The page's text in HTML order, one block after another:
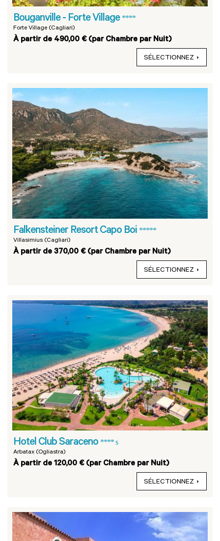
Bouganville - Forte Village ****
Forte Village (Cagliari)
À partir de 490,00 € (par Chambre par Nuit)
SÉLECTIONNEZ
Falkensteiner Resort Capo Boi *****
Villasimius (Cagliari)
À partir de 370,00 € (par Chambre par Nuit)
SÉLECTIONNEZ
Hotel Club Saraceno **** s
Arbatax (Ogliastra)
À partir de 120,00 € (par Chambre par Nuit)
SÉLECTIONNEZ